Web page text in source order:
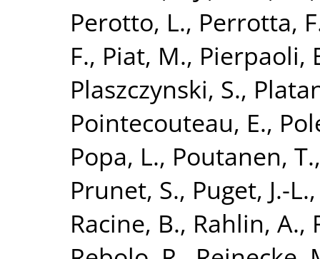
Perotto, L., Perrotta,
F., Piat, M., Pierpaoli,
Plaszczynski, S.,
Pointecouteau, E.,
Popa, L., Poutanen, T.
Prunet, S., Puget, J.-L.
Racine, B., Rahlin, A.,